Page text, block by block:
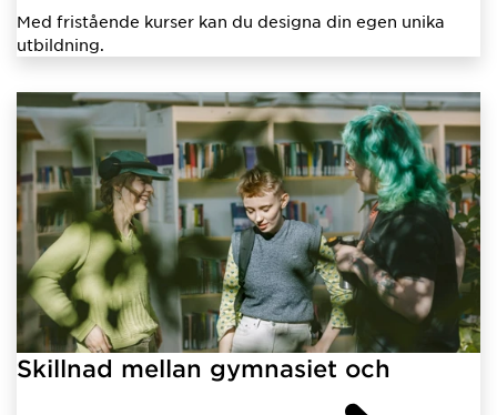
Med fristående kurser kan du designa din egen unika
utbildning.
Skillnad mellan gymnasiet och